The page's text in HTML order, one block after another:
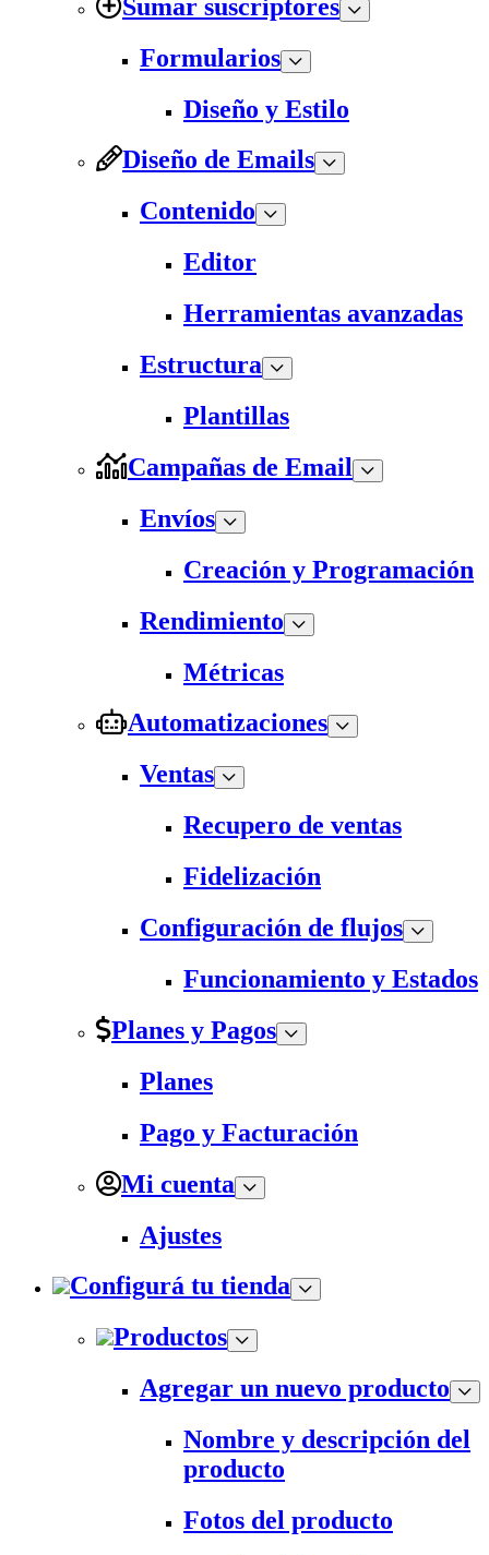
Sumar suscriptores
Formularios
Diseño y Estilo
Diseño de Emails
Contenido
Editor
Herramientas avanzadas
Estructura
Plantillas
Campañas de Email
Envíos
Creación y Programación
Rendimiento
Métricas
Automatizaciones
Ventas
Recupero de ventas
Fidelización
Configuración de flujos
Funcionamiento y Estados
Planes y Pagos
Planes
Pago y Facturación
Mi cuenta
Ajustes
Configurá tu tienda
Productos
Agregar un nuevo producto
Nombre y descripción del
producto
Fotos del producto